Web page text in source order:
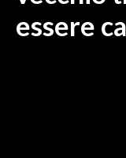
ECONOMIA
essere